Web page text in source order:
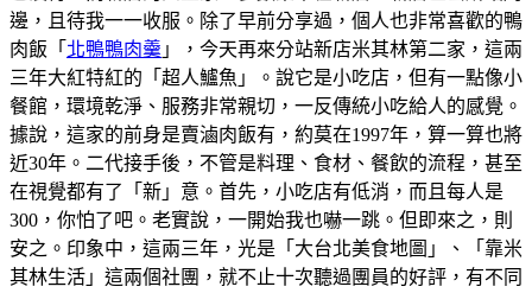
邊，且待我一一收服。除了早前分享過，個人也非常喜歡的鴨
肉飯「 北鴨鴨肉羹 」，今天再來分站新店米其林第二家，這兩
三年大紅特紅的「超人鱸魚」。說它是小吃店，但有一點像小
餐館，環境乾淨、服務非常親切，一反傳統小吃給人的感覺。
據說，這家的前身是賣滷肉飯有，約莫在1997年，算一算也將
近30年。二代接手後，不管是料理、食材、餐飲的流程，甚至
在視覺都有了「新」意。首先，小吃店有低消，而且每人是
300，你怕了吧。老實說，一開始我也嚇一跳。但即來之，則
安之。印象中，這兩三年，光是「大台北美食地圖」、「靠米
其林生活」這兩個社團，就不止十次聽過團員的好評，有不同